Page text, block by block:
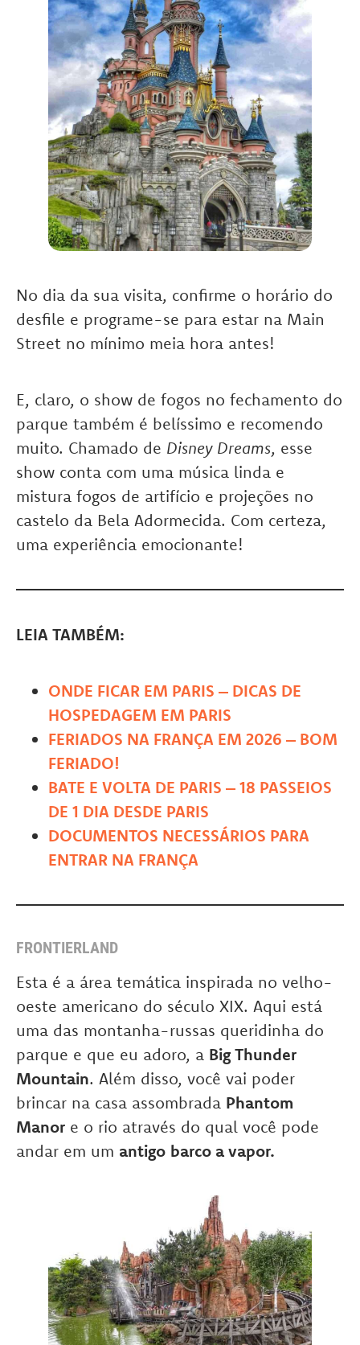
No dia da sua visita, confirme o horário do
desfile e programe-se para estar na Main
Street no mínimo meia hora antes!
E, claro, o show de fogos no fechamento do
parque também é belíssimo e recomendo
muito. Chamado de Disney Dreams, esse
show conta com uma música linda e
mistura fogos de artifício e projeções no
castelo da Bela Adormecida. Com certeza,
uma experiência emocionante!
LEIA TAMBÉM:
ONDE FICAR EM PARIS – DICAS DE
HOSPEDAGEM EM PARIS
FERIADOS NA FRANÇA EM 2026 – BOM
FERIADO!
BATE E VOLTA DE PARIS – 18 PASSEIOS
DE 1 DIA DESDE PARIS
DOCUMENTOS NECESSÁRIOS PARA
ENTRAR NA FRANÇA
FRONTIERLAND
Esta é a área temática inspirada no velho-
oeste americano do século XIX. Aqui está
uma das montanha-russas queridinha do
parque e que eu adoro, a Big Thunder
Mountain. Além disso, você vai poder
brincar na casa assombrada Phantom
Manor e o rio através do qual você pode
andar em um antigo barco a vapor.